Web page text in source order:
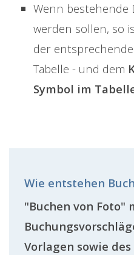
Wenn bestehende
werden sollen, so
der
Tabelle - und dem
Symbol im
Wie entstehen
"Buchen von Foto"
Vorlagen sowie